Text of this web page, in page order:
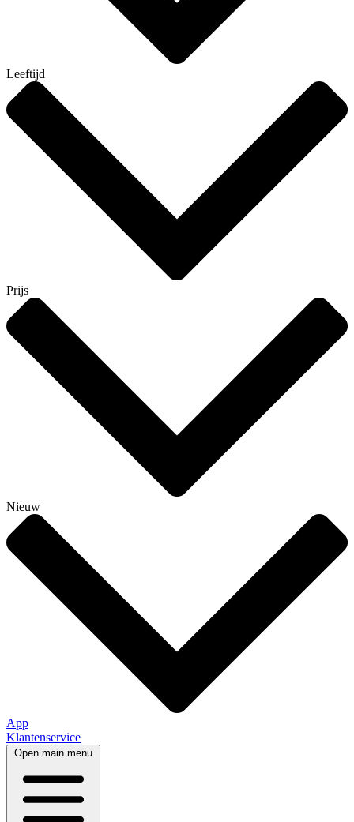
Leeftijd
Prijs
Nieuw
App
Klantenservice
Open main menu